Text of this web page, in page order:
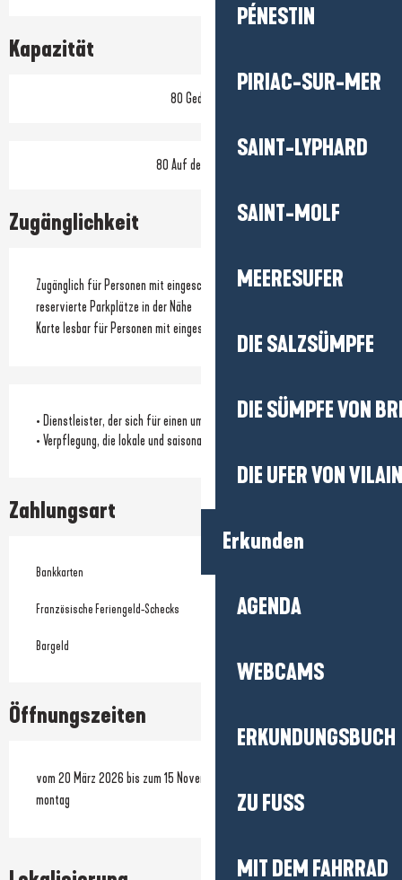
PÉNESTIN
PIRIAC-SUR-MER
SAINT-LYPHARD
SAINT-MOLF
MEERESUFER
DIE SALZSÜMPFE
DIE SÜMPFE VON
DIE UFER VON
Erkunden
AGENDA
WEBCAMS
ERKUNDUNGSBUCH
ZU FUSS
MIT DEM FAHRRAD
Kapazität
80 Gedeck(e)
80 Auf der Terrasse
Zugänglichkeit
Zugänglich für Personen mit eingeschränkter Mobilität
reservierte Parkplätze in der Nähe
Karte lesbar für Personen mit eingeschränkter Sehfähigkeit
• Dienstleister, der sich für einen umweltfreundlichen Ansatz einsetzt
• Verpflegung, die lokale und saisonale Produkte fördert
Zahlungsart
Bankkarten
Französische Feriengeld-Schecks
Bargeld
Öffnungszeiten
vom 20 März 2026 bis zum 15 November 2026 - Geschlossen der
montag